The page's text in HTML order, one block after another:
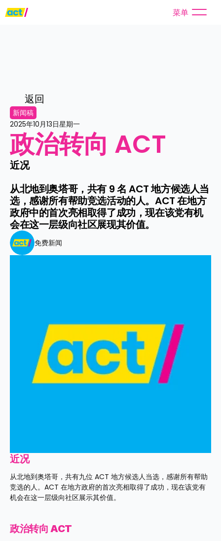
菜单
返回
新闻稿
2025年10月13日星期一
政治转向 ACT
近况
从北地到奥塔哥，共有 9 名 ACT 地方候选人当
选，感谢所有帮助竞选活动的人。ACT 在地方
政府中的首次亮相取得了成功，现在该党有机
会在这一层级向社区展现其价值。
免费新闻
近况
从北地到奥塔哥，共有九位 ACT 地方候选人当选，感谢所有帮助
竞选的人。ACT 在地方政府的首次亮相取得了成功，现在该党有
机会在这一层级向社区展示其价值。
政治转向 ACT